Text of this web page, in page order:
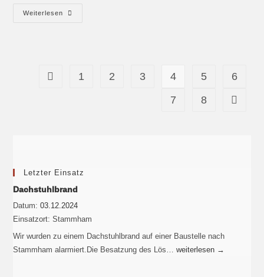
Weiterlesen
1 2 3 4 5
6
7
8
Letzter Einsatz
Dachstuhlbrand
Datum:03.12.2024
Einsatzort: Stammham
Wir wurden zu einem Dachstuhlbrand auf einer Baustelle nach
Stammham alarmiert.Die Besatzung des Lös…weiterlesen →